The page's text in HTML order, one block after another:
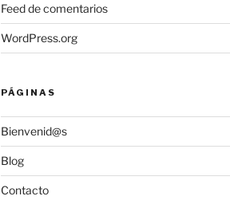
Feed de comentarios
WordPress.org
PÁGINAS
Bienvenid@s
Blog
Contacto